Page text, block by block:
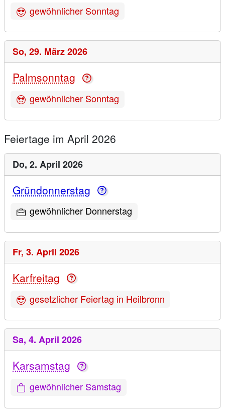
gewöhnlicher Sonntag
So, 29. März 2026
Palmsonntag
gewöhnlicher Sonntag
Feiertage im April 2026
Do, 2. April 2026
Gründonnerstag
gewöhnlicher Donnerstag
Fr, 3. April 2026
Karfreitag
gesetzlicher Feiertag in Heilbronn
Sa, 4. April 2026
Karsamstag
gewöhnlicher Samstag